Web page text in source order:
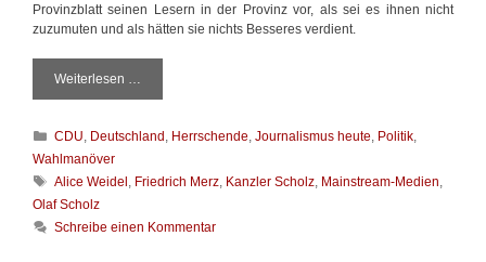
Provinzblatt seinen Lesern in der Provinz vor, als sei es ihnen nicht
zuzumuten und als hätten sie nichts Besseres verdient.
Weiterlesen …
e
a
t
b
K
a
t
g
o
CDU, Deutschland , Herrschende,Journalismus heute, Politik,
Wahlmanöver
S
c
h
Alice Weidel , Friedrich Merz, Kanzler Scholz, Mainstream-Medien,
Olaf Scholz
Schreibe einen Kommentar